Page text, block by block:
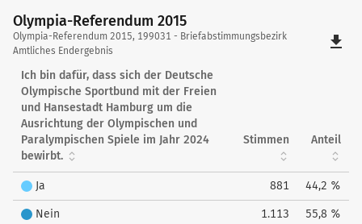
Olympia-Referendum 2015
Olympia-
Referendum
2015
Olympia-Referendum 2015, 199031 - Briefabstimmungsbezirk
Amtliches Endergebnis
file_download
Ich bin dafür, dass sich der Deutsche
Olympische Sportbund mit der Freien
und Hansestadt Hamburg um die
Ausrichtung der Olympischen und
Paralympischen Spiele im Jahr 2024
bewirbt.
Stimmen Anteil
Ja 881 44,2 %
Nein 1.113 55,8 %